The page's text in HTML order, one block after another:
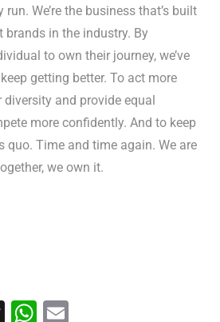
We’re the business that’s built
brands in the industry. By
to own their journey, we’ve
getting better. To act more
and provide equal
more confidently. And to keep
quo. Time and time again. We are
we own it.
T
W